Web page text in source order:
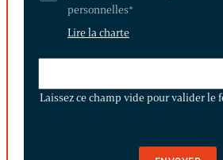
personnelles*
Lire la charte
CHAMP
Laissez ce champ vide pour valider le